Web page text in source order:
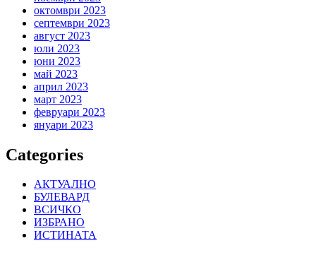
октомври 2023
септември 2023
август 2023
юли 2023
юни 2023
май 2023
април 2023
март 2023
февруари 2023
януари 2023
Categories
АКТУАЛНО
БУЛЕВАРД
ВСИЧКО
ИЗБРАНО
ИСТИНАТА